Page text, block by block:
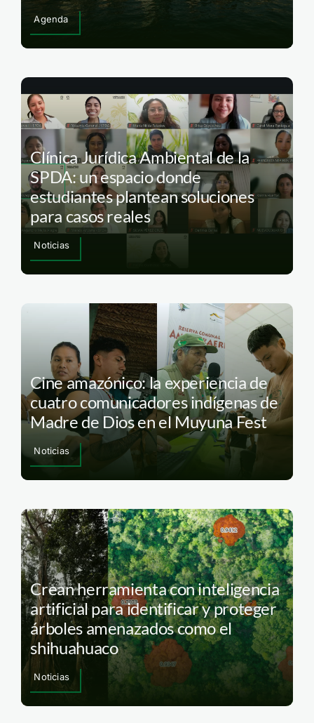
Agenda
Clínica Jurídica Ambiental de la
SPDA: un espacio donde
estudiantes plantean soluciones
para casos reales
Noticias
Cine amazónico: la experiencia de
cuatro comunicadores indígenas de
Madre de Dios en el Muyuna Fest
Noticias
Crean herramienta con inteligencia
artificial para identificar y proteger
árboles amenazados como el
shihuahuaco
Noticias